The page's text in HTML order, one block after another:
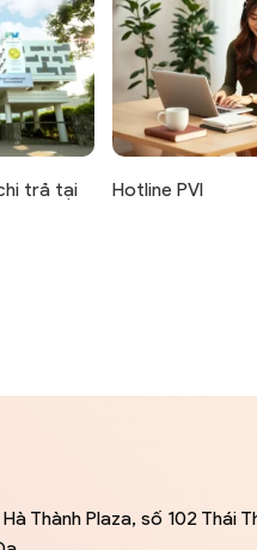
trả tại
Hotline PVI
Thành Plaza, số 102 Thái